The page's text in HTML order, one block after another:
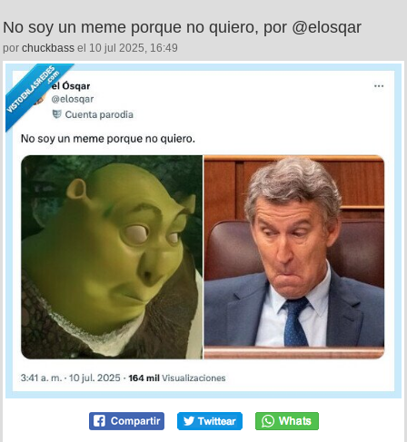
No soy un meme porque no quiero, por @elosqar
por chuckbass el 10 jul 2025, 16:49